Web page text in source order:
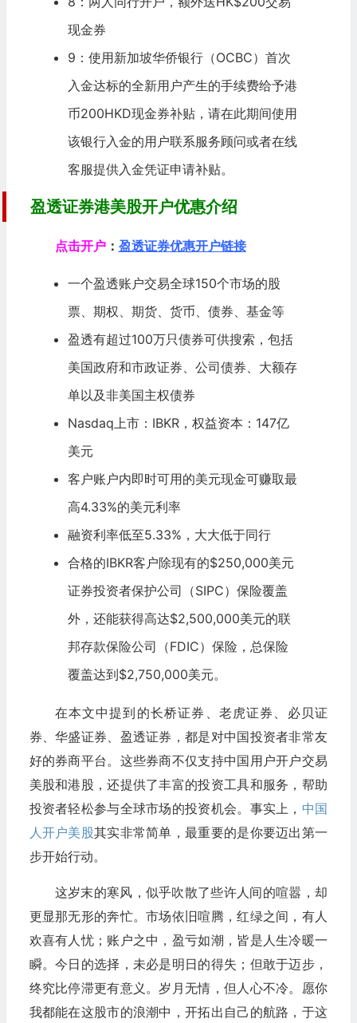
现金券
9：使用新加坡华侨银行（OCBC）首次
入金达标的全新用户产生的手续费给予港
币200HKD现金券补贴，请在此期间使用
该银行入金的用户联系服务顾问或者在线
客服提供入金凭证申请补贴。
盈透证券港美股开户优惠介绍
点击开户： 盈透证券优惠开户链接
一个盈透账户交易全球150个市场的股
票、期权、期货、货币、 债券、基金等
盈透有超过100万只债券可供搜索，包括
美国政府和市政证券、公司债券、大额存
单以及非美国主权债券
Nasdaq上市：IBKR，权益资本：147亿
美元
客户账户内即时可用的美元现金可赚取最
高4.33%的美元利率
融资利率低至5.33%，大大低于同行
合格的IBKR客户除现有的$250,000美元
证券投资者保护公司（SIPC）保险覆盖
外，还能获得高达$2,500,000美元的联
邦存款保险公司 （FDIC）保险，总保险
覆盖达到$2,750,000美元。
在本文中提到的长桥证券、老虎证券、必贝证
券、华盛证券、盈透证券，都是对中国投资者非常友
好的券商平台。这些券商不仅支持中国用户开户交易
美股和港股，还提供了丰富的投资工具和服务，帮助
投资者轻松参与全球市场的投资机会。事实上， 中国
人开户美股其实非常简单，最重要的是你要迈出第一
步开始行动。
这岁末的寒风，似乎吹散了些许人间的喧嚣，却
更显那无形的奔忙。市场依旧喧腾，红绿之间，有人
欢喜有人忧；账户之中，盈亏如潮，皆是人生冷暖一
瞬。今日的选择，未必是明日的得失；但敢于迈步，
终究比停滞更有意义。岁月无情，但人心不冷。愿你
我都能在这股市的浪潮中，开拓出自己的航路，于这